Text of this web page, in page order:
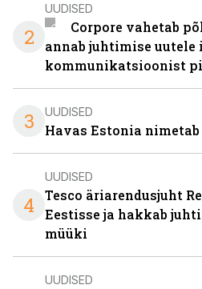
2
UUDISED
Corpore vahetab
annab juhtimise uutele
kommunikatsioonist
3 UUDISED
Havas Estonia
4
UUDISED
Tesco äriarendusjuht
Eestisse ja hakkab
müüki
UUDISED